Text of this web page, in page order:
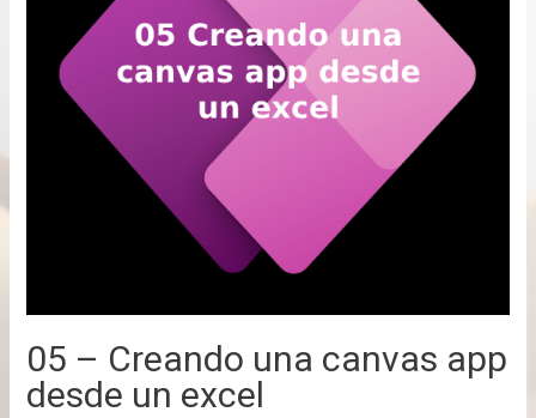
05 – Creando una canvas app
desde un excel